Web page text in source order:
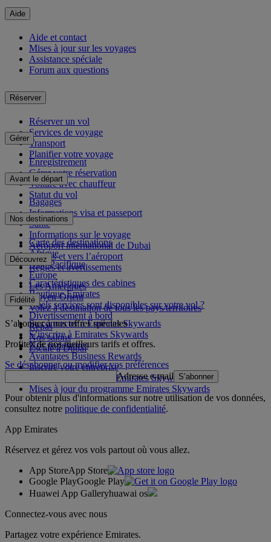
Aide
Aide et contact
Mises à jour sur les voyages
Assistance spéciale
Forum aux questions
Réserver
Réserver un vol
Services de voyage
Transport
Planifier votre voyage
Gérer
Enregistrement
Gérer votre réservation
Voiture avec chauffeur
Statut du vol
Avant le départ
Bagages
Informations visa et passeport
Santé
Informations sur le voyage
Aéroport international de Dubai
Depuis et vers l’aéroport
Règles et avertissements
Nos destinations
Carte des destinations
Afrique
Asie-Pacifique
Europe
Les Amériques
Moyen-Orient
Volez à destination de tous les pays/territoires
Découvrez
Caractéristiques des cabines
Boutique Emirates
Quels services sont disponibles sur votre vol ?
Divertissement à bord
Repas
Nos salons
Escale à Dubai
Fidélité
Se connecter à Emirates Skywards
S’inscrire à Emirates Skywards
Nos partenaires
Avantages Business Rewards
Inscrire votre entreprise
Règles du programme Emirates Skywards
Mises à jour du programme Emirates Skywards
S’abonner à nos offres spéciales
Profitez de nos meilleurs tarifs et offres.
Se désabonner ou modifier vos préférences
Adresse e-mail S’abonner
Pour obtenir plus d'informations sur notre utilisation de vos données,
consultez notre politique de confidentialité.
App Emirates
Réservez et gérez vos vols partout où vous allez.
App StoreApp Store
Google PlayGoogle Play
Huawei App Galleryhuawai os
Connectez-vous avec nous
Partagez votre expérience Emirates.